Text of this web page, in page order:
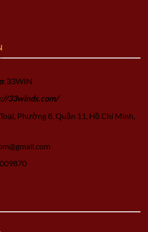
: 33WIN
33winds.com/
Phường 8, Quận 11, Hồ Chí Minh,